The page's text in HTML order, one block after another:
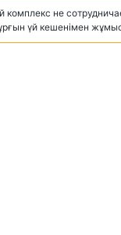
не
үй кешенімен